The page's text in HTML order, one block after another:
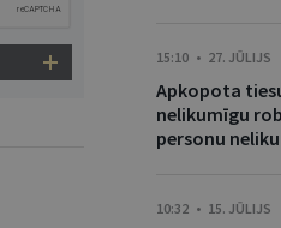
15:10 • 27. JŪLIJS
Apkopota
nelikumīgu
personu
10:32 • 15. JŪLIJS